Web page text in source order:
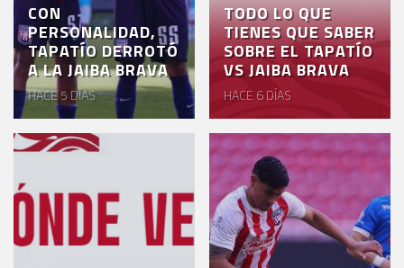
CON
PERSONALIDAD,
TAPATÍO DERROTÓ
A LA JAIBA BRAVA
HACE 5 DÍAS
TODO LO QUE
TIENES QUE SABER
SOBRE EL TAPATÍO
VS JAIBA BRAVA
HACE 6 DÍAS